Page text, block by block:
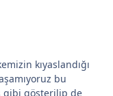
kıyaslandığı
bu
gibi gösterilip de